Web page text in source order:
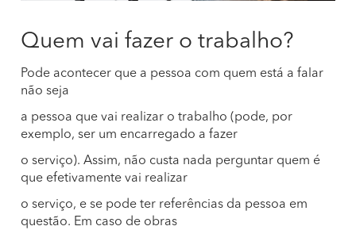
Quem vai fazer o trabalho?
Pode acontecer que a pessoa com quem está a falar
não seja
a pessoa que vai realizar o trabalho (pode, por
exemplo, ser um encarregado a fazer
o serviço). Assim, não custa nada perguntar quem é
que efetivamente vai realizar
o serviço, e se pode ter referências da pessoa em
questão. Em caso de obras